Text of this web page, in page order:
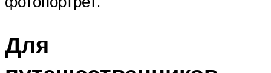
Для